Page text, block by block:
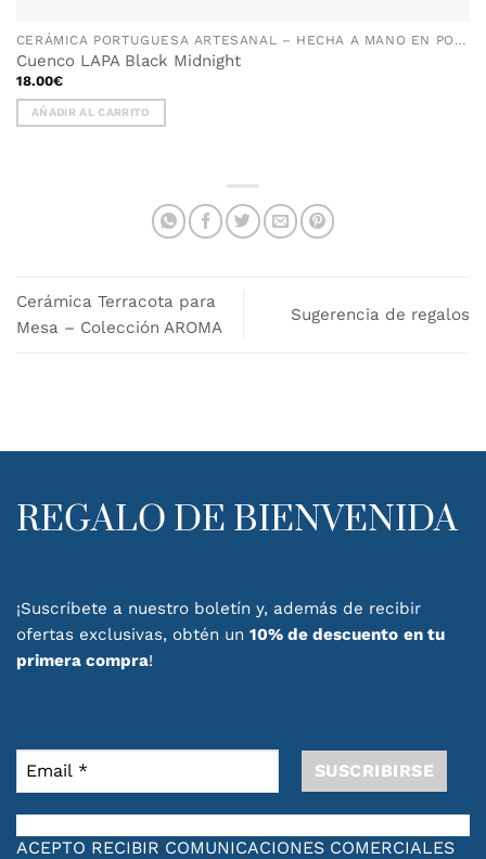
CERÁMICA PORTUGUESA ARTESANAL – HECHA A MANO EN PORTUGAL
Cuenco LAPA Black Midnight
18.00€
AÑADIR AL CARRITO
Cerámica Terracota para
Mesa – Colección AROMA
Sugerencia de regalos
REGALO DE BIENVENIDA
¡Suscríbete a nuestro boletín y, además de recibir
ofertas exclusivas, obtén un 10% de descuento en tu
primera compra!
ACEPTO RECIBIR COMUNICACIONES COMERCIALES